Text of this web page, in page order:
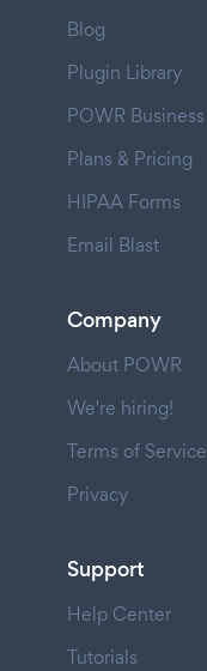
Blog
Plugin Library
POWR Business
Plans & Pricing
HIPAA Forms
Email Blast
Company
About POWR
We're hiring!
Terms of Service
Privacy
Support
Help Center
Tutorials